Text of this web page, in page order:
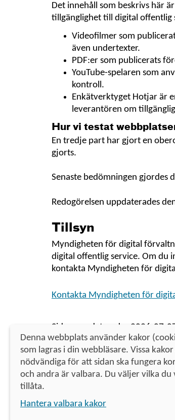
Det innehåll som beskrivs här
tillgänglighet till digital offentlig
Videofilmer som
även undertexter.
PDF:er som publicerats
YouTube-spelaren som
kontroll.
Enkätverktyget Hotjar är
leverantören om
Hur vi testat
En tredje part har gjort en
gjorts.
Senaste bedömningen gjordes
Redogörelsen uppdaterades
Tillsyn
Myndigheten för digital
digital offentlig service. Om du
kontakta Myndigheten för
Kontakta Myndigheten för
Sidan uppdaterades 2026-07-
Universitets- och högskolerådet
Telefon010-470 03 00
Denna webbplats använder kakor
som lagras i din webbläsare. Vissa
nödvändiga för att sidan ska fungera
och andra är valbara. Du väljer vilka du
tillåta.
Hantera valbara kakor